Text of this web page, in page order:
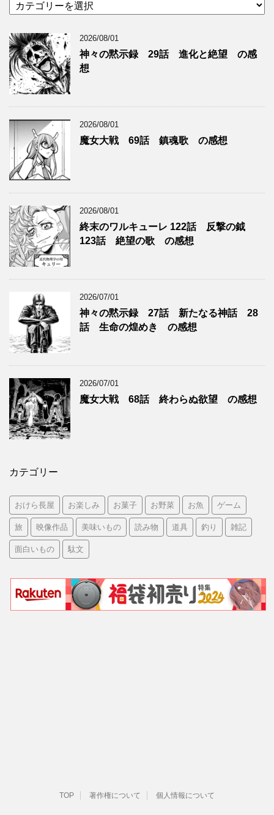
テ
リ
ー
2026/08/01
神々の黙示録 29話 進化と絶望 の感
想
2026/08/01
魔女大戦 69話 鎮魂歌 の感想
2026/08/01
終末のワルキューレ 122話 反撃の鉞
123話 絶望の歌 の感想
2026/07/01
神々の黙示録 27話 新たなる神話 28
話 生命の煌めき の感想
2026/07/01
魔女大戦 68話 終わらぬ欲望 の感想
カテゴリー
おけら長屋 お楽しみ お菓子 お野菜 お魚 ゲーム
旅 映像作品 美味いもの 読み物 道具 釣り 雑記
面白いもの 駄文
TOP 著作権について 個人情報について